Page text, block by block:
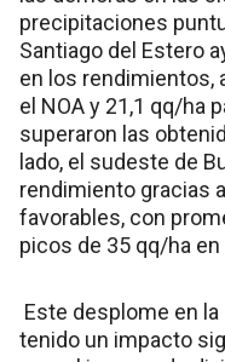
precipitaciones
Santiago del Estero
en los rendimientos,
el NOA y 21,1 qq/ha
superaron las
lado, el sudeste de
rendimiento gracias
favorables, con
picos de 35 qq/ha en
Este desplome en
tenido un impacto